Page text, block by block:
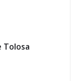
Tolosa